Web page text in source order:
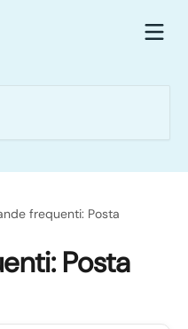
frequenti: Posta
Posta